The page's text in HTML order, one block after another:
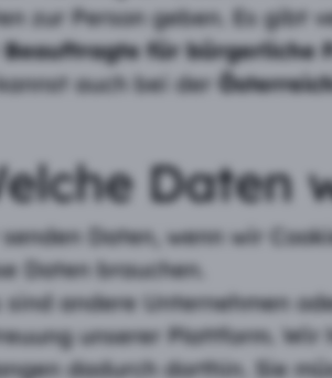
zur Person geben. Es gibt
Beauftragte für bürgerliche
kannst auch bei der
Daten
Daten, wenn wir
Daten brauchen.
sind andere Unternehmen
unserer Plattform. Wir
dadurch dorthin. Sie